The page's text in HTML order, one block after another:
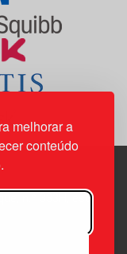
melhorar a
conteúdo
n.º 333H, esc.